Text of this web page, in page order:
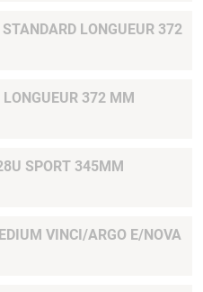
LONGUEUR 372 MM
SPORT 345MM
VINCI/ARGO E/NOVA